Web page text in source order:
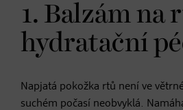
1. Balzám na
hydratační
Napjatá pokožka rtů není ve
suchém počasí neobvyklá.